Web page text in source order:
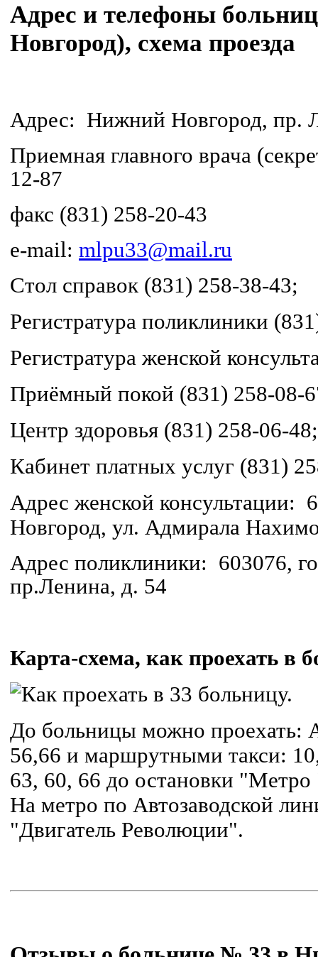
Адрес и телефоны
Новгород), схема проезда
Адрес: Нижний Новгород, пр.
Приемная главного врача
12-87
факс (831) 258-20-43
e-mail: mlpu33@mail.ru
Стол справок (831) 258-38-43;
Регистратура поликлиники
Регистратура женской
Приёмный покой (831) 258-08-
Центр здоровья (831) 258-06-48;
Кабинет платных услуг (831)
Адрес женской консультации:
Новгород, ул. Адмирала
Адрес поликлиники: 603076,
пр.Ленина, д. 54
Карта-схема, как проехать в
До больницы можно проехать:
56,66 и маршрутными такси:
63, 60, 66 до остановки
На метро по Автозаводской
"Двигатель Революции".